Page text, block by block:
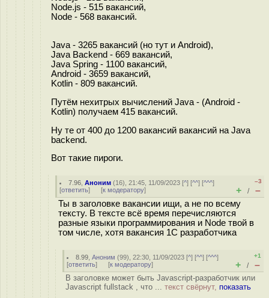
Node.js - 515 вакансий,
Node - 568 вакансий.
Java - 3265 вакансий (но тут и Android),
Java Backend - 669 вакансий,
Java Spring - 1100 вакансий,
Android - 3659 вакансий,
Kotlin - 809 вакансий.
Путём нехитрых вычислений Java - (Android -
Kotlin) получаем 415 вакансий.
Ну те от 400 до 1200 вакансий вакансий на Java
backend.
Вот такие пироги.
7.96 ,Аноним (16), 21:45, 11/09/2023 [^] [^^] [^^^]
[ответить] [к модератору]
–3
+ / –
Ты в заголовке вакансии ищи, а не по всему
тексту. В тексте всё время перечисляются
разные языки программирования и Node твой в
том числе, хотя вакансия 1С разработчика
8.99 ,Аноним (99), 22:30, 11/09/2023 [^] [^^] [^^^]
[ответить] [к модератору]
+1
+ / –
В заголовке может быть Javascript-разработчик или
Javascript fullstack , что ... текст свёрнут, показать